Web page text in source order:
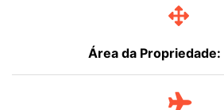
Área da Propriedade: